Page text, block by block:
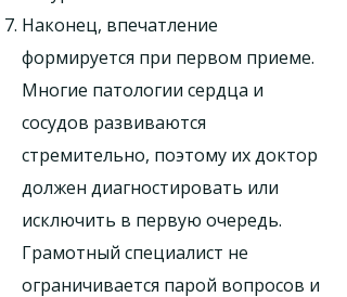
Наконец, впечатление
формируется при первом приеме.
Многие патологии сердца и
сосудов развиваются
стремительно, поэтому их доктор
должен диагностировать или
исключить в первую очередь.
Грамотный специалист не
ограничивается парой вопросов и